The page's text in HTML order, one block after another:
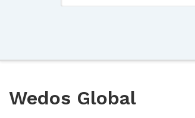
Wedos Global